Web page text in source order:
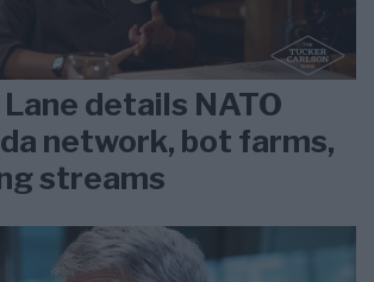
details NATO
network, bot farms,
streams